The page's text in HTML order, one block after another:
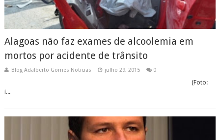
Alagoas não faz exames de alcoolemia em
mortos por acidente de trânsito
Blog Adalberto Gomes Noticias julho 29, 2015 0
(Foto:
i...